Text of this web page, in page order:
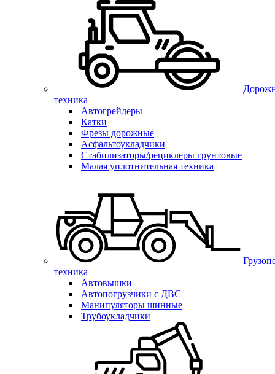
техника
Автогрейдеры
Катки
Фрезы дорожные
Асфальтоукладчики
Стабилизаторы/рециклеры грунтовые
Малая уплотнительная техника
техника
Автовышки
Автопогрузчики с ДВС
Манипуляторы шинные
Трубоукладчики